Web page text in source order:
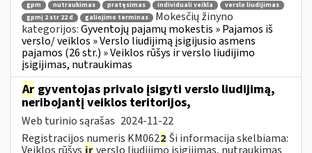
gpm nutraukimas pratęsimas individuali veikla
verslo liudijimas
gpmį 2 str 22 d
galiojimo terminas
Mokesčių žinyno
kategorijos:Gyventojų pajamų mokestis » Pajamos iš
verslo/ veiklos » Verslo liudijimą įsigijusio asmens
pajamos (26 str.) » Veiklos rūšys ir verslo liudijimo
įsigijimas, nutraukimas
Ar gyventojas privalo įsigyti verslo liudijimą,
neribojantį veiklos teritorijos,
Web turinio sąrašas 2024-11-22
Registracijos numeris KM0622 Ši informacija skelbiama:
Veiklos rūšys irverslo liudijimo įsigijimas, nutraukimas